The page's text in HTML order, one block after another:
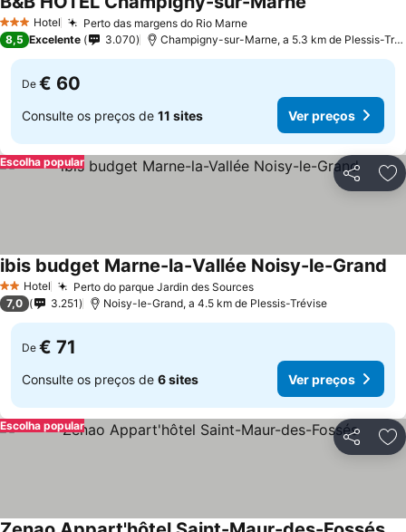
3 EstrelasHotel Perto das margens do Rio Marne
8,5 Excelente 3.070 Champigny-sur-Marne, a 5.3 km de Plessis-Trévise
De € 60
Consulte os preços de 11 sites Ver preços
Partilhar
Escolha popular
2 Estrelas
Hotel Perto do parque Jardin des Sources
ibis budget Marne-la-Vallée Noisy-le-Grand
7,0 3.251 Noisy-le-Grand, a 4.5 km de Plessis-Trévise
De € 71
Consulte os preços de 6 sites Ver preços
Partilhar
Escolha popular